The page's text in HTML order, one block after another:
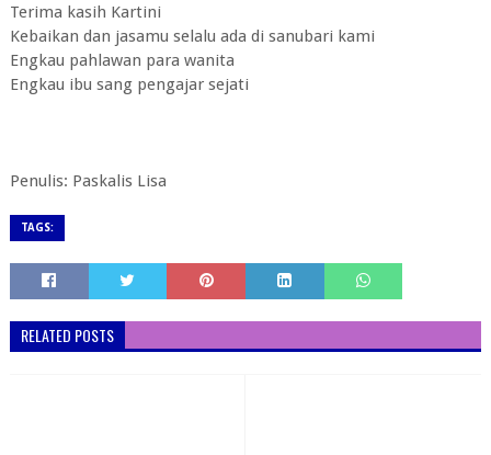
Terima kasih Kartini
Kebaikan dan jasamu selalu ada di sanubari kami
Engkau pahlawan para wanita
Engkau ibu sang pengajar sejati
Penulis: Paskalis Lisa
TAGS:
RELATED POSTS